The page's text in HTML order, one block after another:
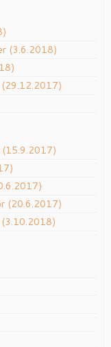
(3.6.2018)
(29.12.2017)
(15.9.2017)
(20.6.2017)
(3.10.2018)